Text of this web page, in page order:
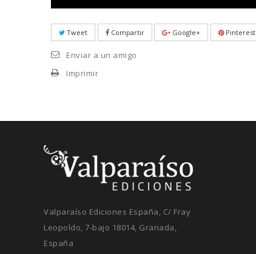
Tweet Compartir Google+ Pinterest
Enviar a un amigo
Imprimir
Valparaíso Ediciones España, C/ Fray
Leopoldo, 7-bajo 18014, Granada,
España